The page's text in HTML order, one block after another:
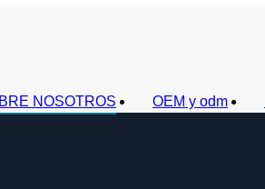
NOSOTROS OEM y odm